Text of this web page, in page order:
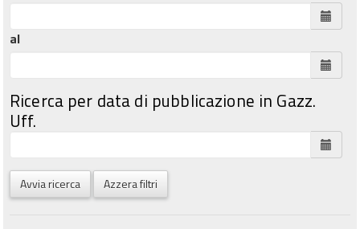
al
Ricerca per data di pubblicazione in Gazz.
Uff.
Avvia ricerca Azzera filtri